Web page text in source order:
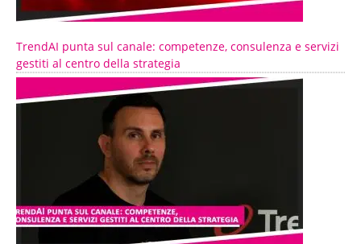
TrendAI punta sul canale: competenze, consulenza e servizi
gestiti al centro della strategia